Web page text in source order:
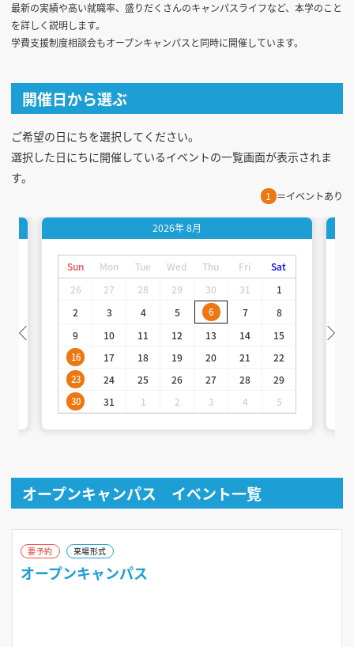
最新の実績や高い就職率、盛りだくさんのキャンパスライフなど、本学のこと
を詳しく説明します。
学費支援制度相談会もオープンキャンパスと同時に開催しています。
開催日から選ぶ
ご希望の日にちを選択してください。
選択した日にちに開催しているイベントの一覧画面が表示されま
す。
1 ＝イベントあり
2026年8月
Sun Mon Tue Wed Thu Fri
Sat
26
27 28 29 30 31
1
2
3 4 5 6 7
8
9
10 11 12 13 14 15
16 17 18 19 20 21 22
23 24 25 26 27 28 29
30 31 1 2 3 4 5
オープンキャンパス イベント一覧
要予約 来場形式
オープンキャンパス